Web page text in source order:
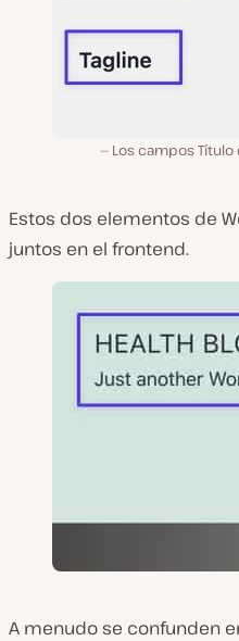
Los campos
Estos dos elementos de
juntos en el frontend.
A menudo se confunden